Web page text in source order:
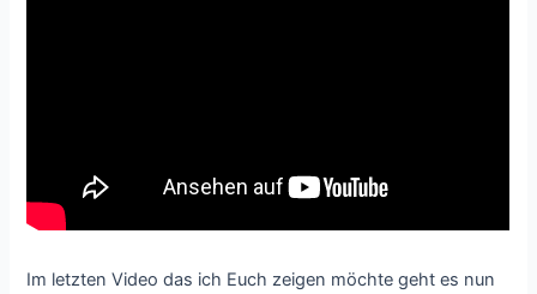
Im letzten Video das ich Euch zeigen möchte geht es nun